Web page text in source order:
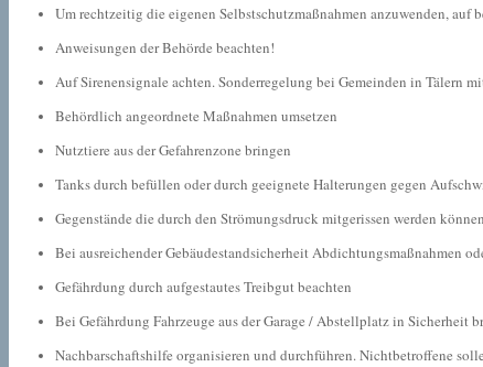
Um rechtzeitig die eigenen Selbstschutzmaßnahmen anzuwenden,
Anweisungen der Behörde beachten!
Auf Sirenensignale achten. Sonderregelung bei Gemeinden in Tälern
Behördlich angeordnete Maßnahmen umsetzen
Nutztiere aus der Gefahrenzone bringen
Tanks durch befüllen oder durch geeignete Halterungen gegen
Gegenstände die durch den Strömungsdruck mitgerissen werden
Bei ausreichender Gebäudestandsicherheit Abdichtungsmaßnahmen
Gefährdung durch aufgestautes Treibgut beachten
Bei Gefährdung Fahrzeuge aus der Garage / Abstellplatz in Sicherheit
Nachbarschaftshilfe organisieren und durchführen. Nichtbetroffene